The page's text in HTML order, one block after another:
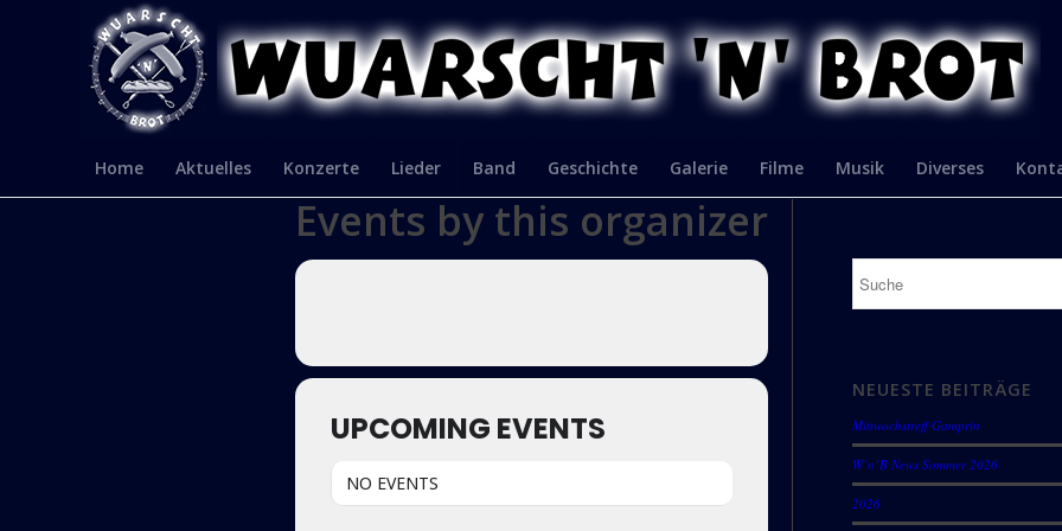
Home Aktuelles Konzerte Lieder Band Geschichte Galerie Filme Musik Diverses
Events by this organizer
UPCOMING EVENTS
NO EVENTS
NEUESTE BEITRÄGE
Mittwochstreff Gamprin
W’n’B News Sommer 2026
2026